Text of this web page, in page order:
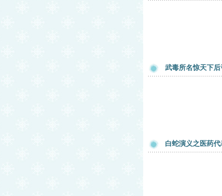
武毒所名惊天下
白蛇演义之医药代